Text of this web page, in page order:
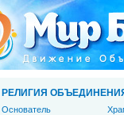
РЕЛИГИЯ
Основатель